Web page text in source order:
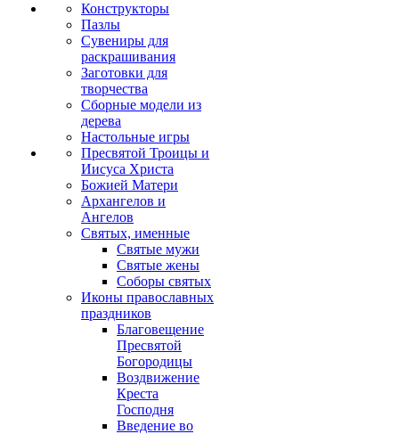
Конструкторы
Пазлы
Сувениры для
раскрашивания
Заготовки для
творчества
Сборные модели из
дерева
Настольные игры
Пресвятой Троицы и
Иисуса Христа
Божией Матери
Архангелов и
Ангелов
Святых, именные
Святые мужи
Святые жены
Соборы святых
Иконы православных
праздников
Благовещение
Пресвятой
Богородицы
Воздвижение
Креста
Господня
Введение во